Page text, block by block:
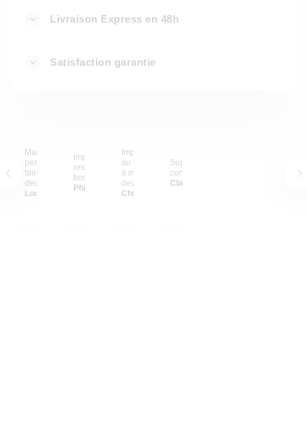
Livraison Express en 48h
Satisfaction garantie
Magnifique rendu ! Je
pense que je vais en
faire d’autres pour
décorer le salon :)
Louis31
impression avec
respect des couleurs,
bon travail
Philippe ETIEN
Impression de qualité
au rendu parfait ! Grâce
à myposter, un souvenir
devient le quotidien.
Chrys de Paris
Super rendu ! très
contente !
Claire VILLESUZANNE